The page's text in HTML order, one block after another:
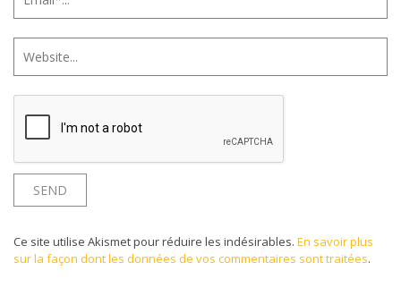
Ce site utilise Akismet pour réduire les indésirables. En savoir plus
sur la façon dont les données de vos commentaires sont traitées.